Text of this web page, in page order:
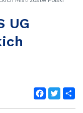
UG
Facebook
Twitter